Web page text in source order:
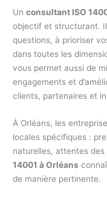
Unconsultant ISO
objectif et structurant.
questions, à prioriser
dans toutes les
vous permet aussi de
engagements et
clients, partenaires et
À Orléans, les
locales spécifiques :
naturelles, attentes
14001 à Orléans
de manière pertinente.